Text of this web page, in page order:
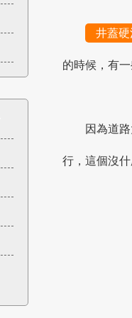
井蓋
的時候，有
因為道路
行，這個沒什